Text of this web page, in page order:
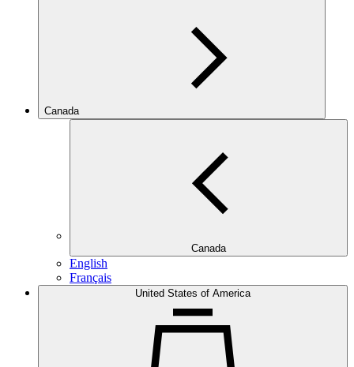
Canada
Canada
English
Français
United States of America